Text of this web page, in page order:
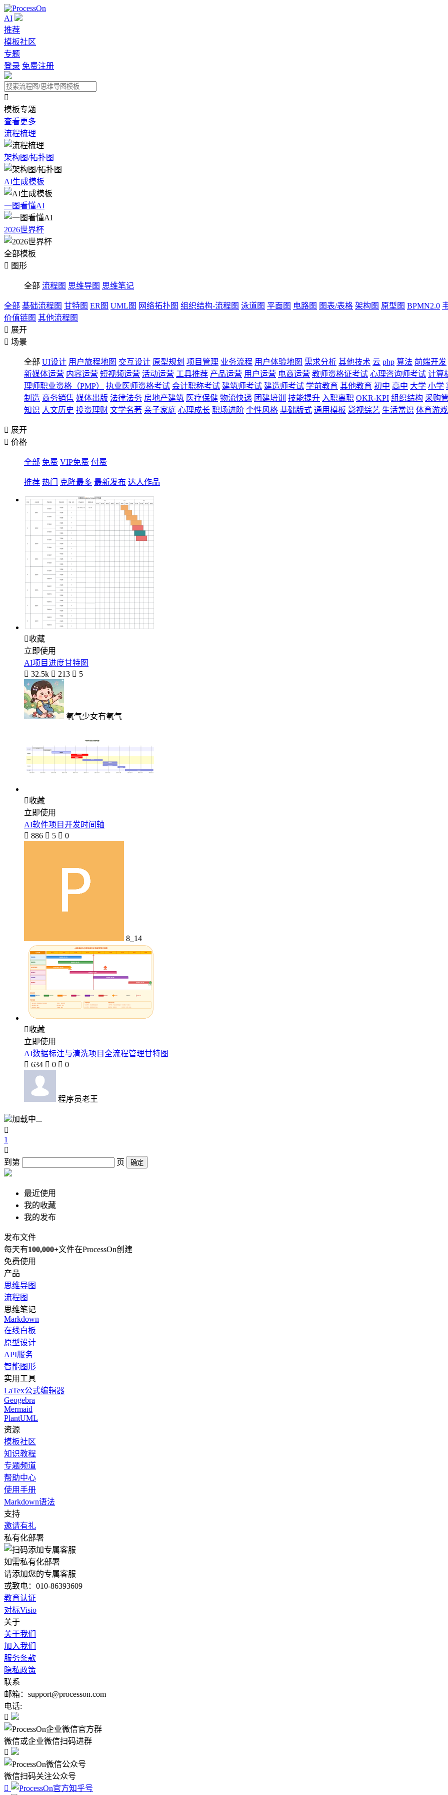
AI
推荐
模板社区
专题
登录 免费注册

模板专题
查看更多
流程梳理
架构图/拓扑图
AI生成模板
一图看懂AI
2026世界杯
全部模板
 图形
全部 流程图 思维导图 思维笔记
全部 基础流程图 甘特图 ER图 UML图 网络拓扑图 组织结构-流程图 泳道图 平面图 电路图 图表/表格 架构图 原型图 BPMN2.0
价值链图 其他流程图
 展开
 场景
全部 UI设计 用户旅程地图 交互设计 原型规划 项目管理 业务流程 用户体验地图 需求分析 其他技术 云 php 算法 前端开发
新媒体运营 内容运营 短视频运营 活动运营 工具推荐 产品运营 用户运营 电商运营 教师资格证考试 心理咨询师考试 计算
理师职业资格（PMP）
执业医师资格考试 会计职称考试 建筑师考试 建造师考试 学前教育 其他教育 初中 高中 大学 小学
制造 商务销售 媒体出版 法律法务 房地产建筑 医疗保健 物流快递 团建培训 技能提升 入职离职 OKR-KPI 组织结构 采购
知识 人文历史 投资理财 文学名著 亲子家庭 心理成长 职场进阶 个性风格 基础版式 通用模板 影视综艺 生活常识 体育游戏
 展开
 价格
全部 免费 VIP免费 付费
推荐 热门 克隆最多 最新发布 达人作品
收藏
立即使用
AI项目进度甘特图
 32.5k  213  5
氧气少女有氧气
收藏
立即使用
AI软件项目开发时间轴
 886  5  0
8_14
收藏
立即使用
AI数据标注与清洗项目全流程管理甘特图
 634  0  0
程序员老王
加载中...

1

到第
页 确定
最近使用
我的收藏
我的发布
发布文件
每天有100,000+文件在ProcessOn创建
免费使用
产品
思维导图
流程图
思维笔记
Markdown
在线白板
原型设计
API服务
智能图形
实用工具
LaTex公式编辑器
Geogebra
Mermaid
PlantUML
资源
模板社区
知识教程
专题频道
帮助中心
使用手册
Markdown语法
支持
邀请有礼
私有化部署
如需私有化部署
请添加您的专属客服
或致电：010-86393609
教育认证
对标Visio
关于
关于我们
加入我们
服务条款
隐私政策
联系
邮箱：support@processon.com
电话:

微信或企业微信扫码进群

微信扫码关注公众号
